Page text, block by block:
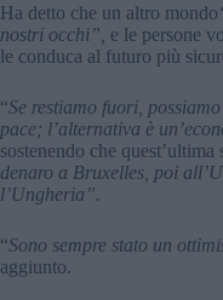
Ha detto che un altro mondo
nostri occhi”, e le persone
le conduca al futuro più
“Se restiamo fuori,
pace; l’alternativa è
sostenendo che
denaro a Bruxelles, poi
l’Ungheria”.
“Sono sempre stato un
aggiunto.